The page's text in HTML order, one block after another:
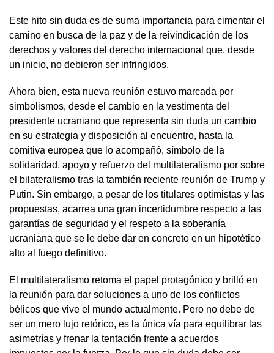
Este hito sin duda es de suma importancia para cimentar el
camino en busca de la paz y de la reivindicación de los
derechos y valores del derecho internacional que, desde
un inicio, no debieron ser infringidos.
Ahora bien, esta nueva reunión estuvo marcada por
simbolismos, desde el cambio en la vestimenta del
presidente ucraniano que representa sin duda un cambio
en su estrategia y disposición al encuentro, hasta la
comitiva europea que lo acompañó, símbolo de la
solidaridad, apoyo y refuerzo del multilateralismo por sobre
el bilateralismo tras la también reciente reunión de Trump y
Putin. Sin embargo, a pesar de los titulares optimistas y las
propuestas, acarrea una gran incertidumbre respecto a las
garantías de seguridad y el respeto a la soberanía
ucraniana que se le debe dar en concreto en un hipotético
alto al fuego definitivo.
El multilateralismo retoma el papel protagónico y brilló en
la reunión para dar soluciones a uno de los conflictos
bélicos que vive el mundo actualmente. Pero no debe de
ser un mero lujo retórico, es la única vía para equilibrar las
asimetrías y frenar la tentación frente a acuerdos